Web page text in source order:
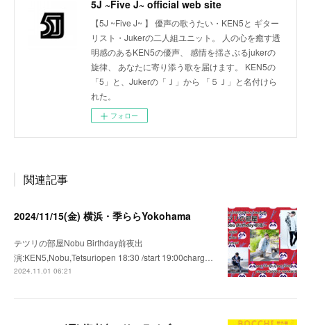
5J ~Five J~ official web site
【5J ~Five J~ 】 優声の歌うたい・KEN5と ギター
リスト・Jukerの二人組ユニット。 人の心を癒す透
明感のあるKEN5の優声、 感情を揺さぶるjukerの
旋律、 あなたに寄り添う歌を届けます。 KEN5の
「5」と、Jukerの「Ｊ」から 「５Ｊ」と名付けら
れた。
フォロー
関連記事
2024/11/15(金) 横浜・季ららYokohama
テツリの部屋Nobu Birthday前夜出
演:KEN5,Nobu,Tetsuriopen 18:30 /start 19:00charg…
2024.11.01 06:21